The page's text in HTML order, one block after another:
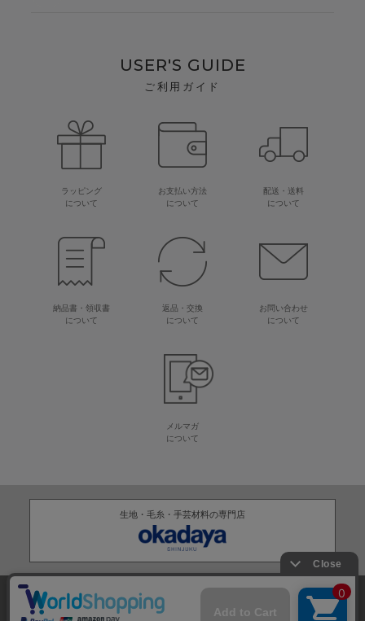
USER'S GUIDE
ご利用ガイド
ラッピング
について
お支払い方法
について
配送・送料
について
納品書・領収書
について
返品・交換
について
お問い合わせ
について
メルマガ
について
生地・毛糸・手芸材料の専門店
株式会社オカダヤ